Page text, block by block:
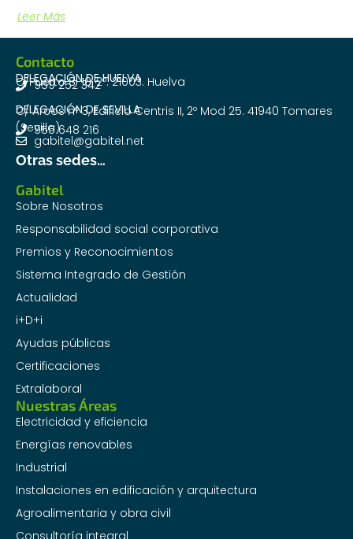
Leer Más
Gabitel
Sobre Nosotros
Responsabilidad social corporativa
Premios y Reconocimientos
Sistema Integrado de Gestión
Actualidad
i+D+i
Ayudas públicas
Certificaciones
Extralaboral
Nuestras Áreas
Electricidad y eficiencia
Energías renovables
Industrial
Instalaciones en edificación y arquitectura
Agroalimentaria y obra civil
Contacto
DELEGACIÓN DE HUELVA
C/Puerto 8-10, 2º. 21003. Huelva
959 252 342
DELEGACIÓN DE SEVILLA
C/ Arcos nº 3, Edificio Centris II, 2º Mod 25. 41940 Tomares
(Sevilla)
955 648 216
gabitel@gabitel.net
Otras sedes…